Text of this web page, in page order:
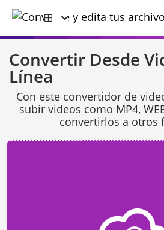
Convertir Desde
Línea
Con este convertidor de
subir videos como MP4,
convertirlos a otros